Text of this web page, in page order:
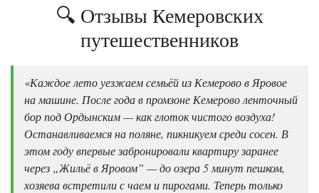
🔍 Отзывы Кемеровских
путешественников
«Каждое лето уезжаем семьёй из Кемерово в Яровое
на машине. После года в промзоне Кемерово ленточный
бор под Ордынским — как глоток чистого воздуха!
Останавливаемся на поляне, пикникуем среди сосен. В
этом году впервые забронировали квартиру заранее
через „Жильё в Яровом” — до озера 5 минут пешком,
хозяева встретили с чаем и пирогами. Теперь только